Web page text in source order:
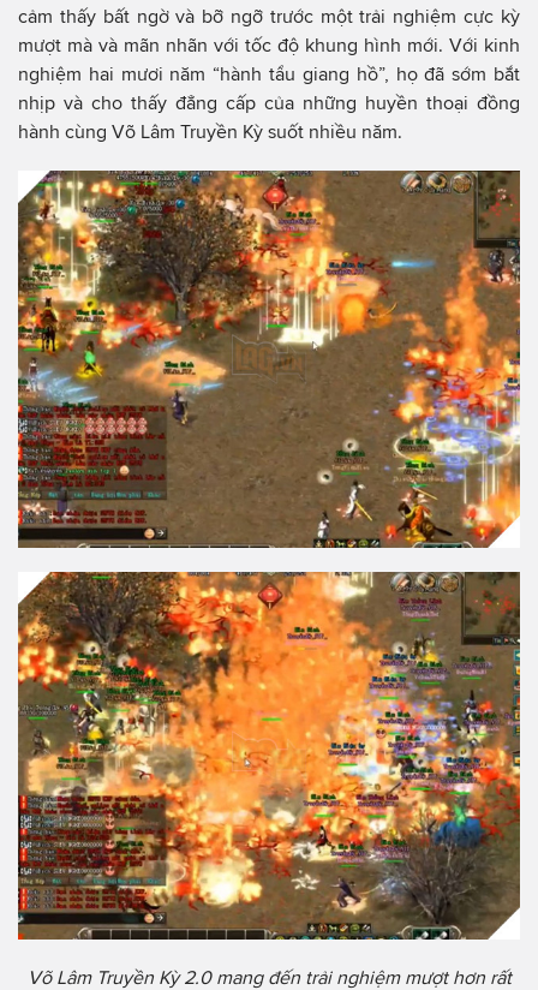
cảm thấy bất ngờ và bỡ ngỡ trước một trải nghiệm cực kỳ
mượt mà và mãn nhãn với tốc độ khung hình mới. Với kinh
nghiệm hai mươi năm “hành tẩu giang hồ”, họ đã sớm bắt
nhịp và cho thấy đẳng cấp của những huyền thoại đồng
hành cùng Võ Lâm Truyền Kỳ suốt nhiều năm.
Võ Lâm Truyền Kỳ 2.0 mang đến trải nghiệm mượt hơn rất